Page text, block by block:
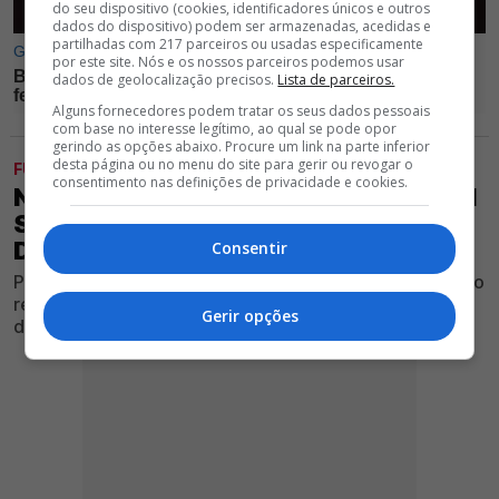
FUTEBOL
NEGÓCIO FECHADO! JHON DURÁN VAI
SER DO BENFICA; CONFIRA OS
DETALHES
Ponta de lança do Al Nassr prepara-se para ser o quarto
reforço do Clube vermelho e branco para a temporada
desportiva 2026/27
do seu dispositivo (cookies, identificadores únicos e outros
dados do dispositivo) podem ser armazenadas, acedidas e
partilhadas com 217 parceiros ou usadas especificamente
por este site. Nós e os nossos parceiros podemos usar
dados de geolocalização precisos. Lista de parceiros.
Alguns fornecedores podem tratar os seus dados pessoais
com base no interesse legítimo, ao qual se pode opor
gerindo as opções abaixo. Procure um link na parte inferior
desta página ou no menu do site para gerir ou revogar o
consentimento nas definições de privacidade e cookies.
Consentir
Gerir opções